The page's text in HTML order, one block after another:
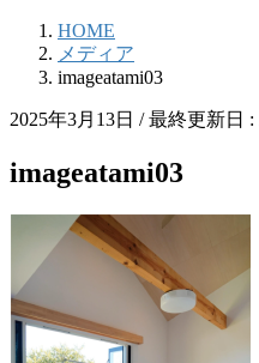
HOME
メディア
imageatami03
2025年3月13日 / 最終更新日 :
imageatami03